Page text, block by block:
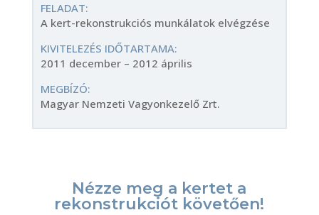
FELADAT:
A kert-rekonstrukciós munkálatok elvégzése
KIVITELEZÉS IDŐTARTAMA:
2011 december – 2012 április
MEGBÍZÓ:
Magyar Nemzeti Vagyonkezelő Zrt.
Nézze meg a kertet a
rekonstrukciót követően!